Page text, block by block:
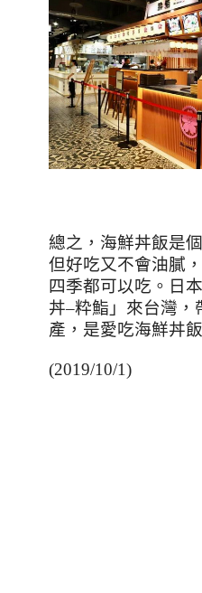
總之，海鮮丼飯是
但好吃又不會油膩
四季都可以吃。日
丼–粋鮨」來台灣，
產，是愛吃海鮮丼
(2019/10/1)